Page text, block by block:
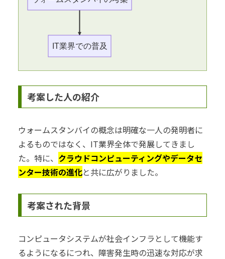
IT業界での普及
考案した人の紹介
ウォームスタンバイの概念は明確な一人の発明者に
よるものではなく、IT業界全体で発展してきまし
た。特に、 クラウドコンピューティングやデータセ
ンター技術の進化と共に広がりました。
考案された背景
コンピュータシステムが社会インフラとして機能す
るようになるにつれ、障害発生時の迅速な対応が求